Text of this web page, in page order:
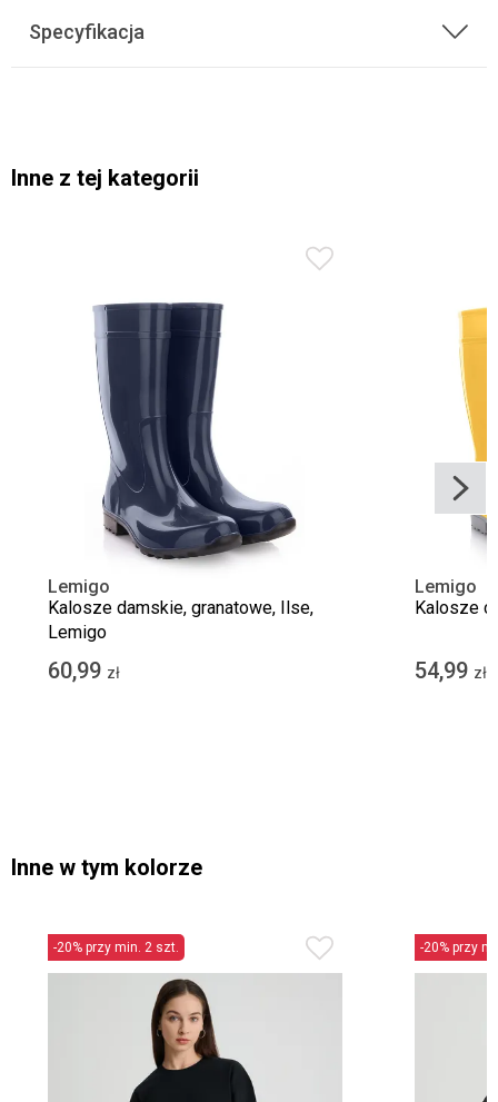
Specyfikacja
Inne z tej kategorii
Lemigo
Kalosze damskie, granatowe, Ilse,
Lemigo
60,99 zł
Lemigo
Kalosze
54,99 zł
Inne w tym kolorze
-20% przy min. 2 szt. -20% przy